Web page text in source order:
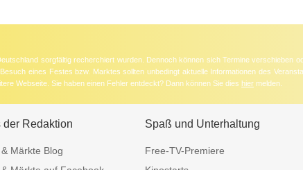
sorgfältig recherchiert wurden. Dennoch können sich Termine verschieben
eines Festes bzw. Marktes sollten unbedingt aktuelle Informationen des
Webseite. Sie haben einen Fehler entdeckt? Dann können Sie dies hier melden.
der Redaktion
Märkte Blog
Spaß und Unterhaltung
Free-TV-Premiere